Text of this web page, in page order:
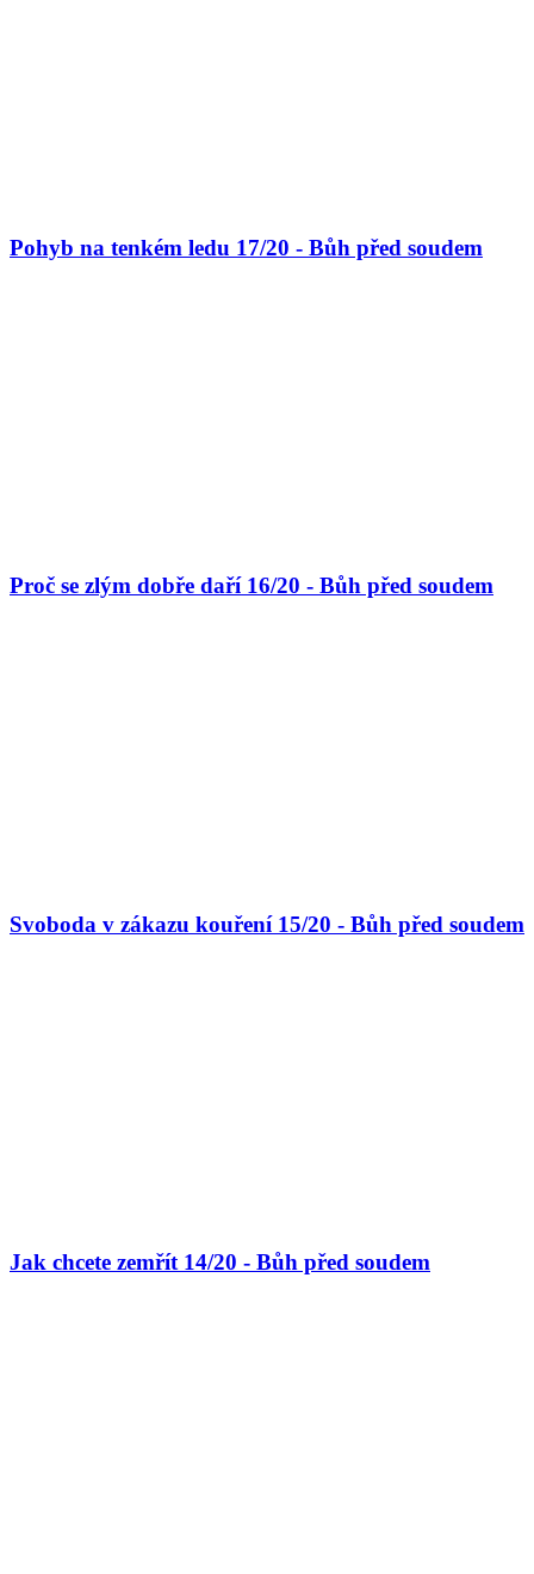
Pohyb na tenkém ledu 17/20 - Bůh před soudem
Proč se zlým dobře daří 16/20 - Bůh před soudem
Svoboda v zákazu kouření 15/20 - Bůh před soudem
Jak chcete zemřít 14/20 - Bůh před soudem